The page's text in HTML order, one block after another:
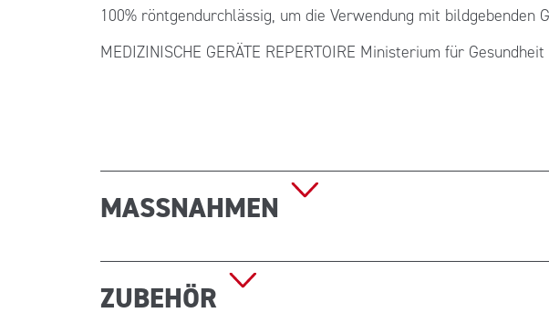
100% röntgendurchlässig, um die Verwendung mit bildgebenden
MEDIZINISCHE GERÄTE REPERTOIRE Ministerium für
MASSNAHMEN
Abmessungen (B x T x H): 184 x 44 x 6,5 cm Gewicht: 7,8 kg
ZUBEHÖR